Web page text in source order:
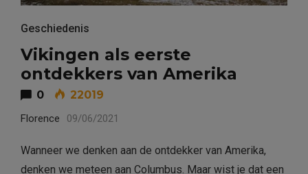
Geschiedenis
Vikingen als eerste
ontdekkers van Amerika
0 22019
Florence 09/06/2021
Wanneer we denken aan de ontdekker van Amerika,
denken we meteen aan Columbus. Maar wist je dat een